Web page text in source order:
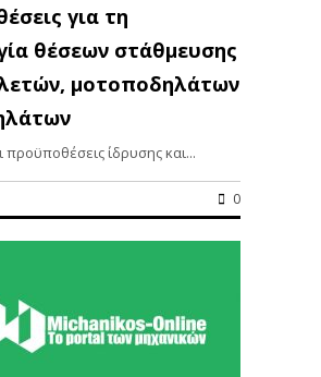
για τη
θέσεων στάθμευσης
μοτοποδηλάτων
προϋποθέσεις ίδρυσης και...
0